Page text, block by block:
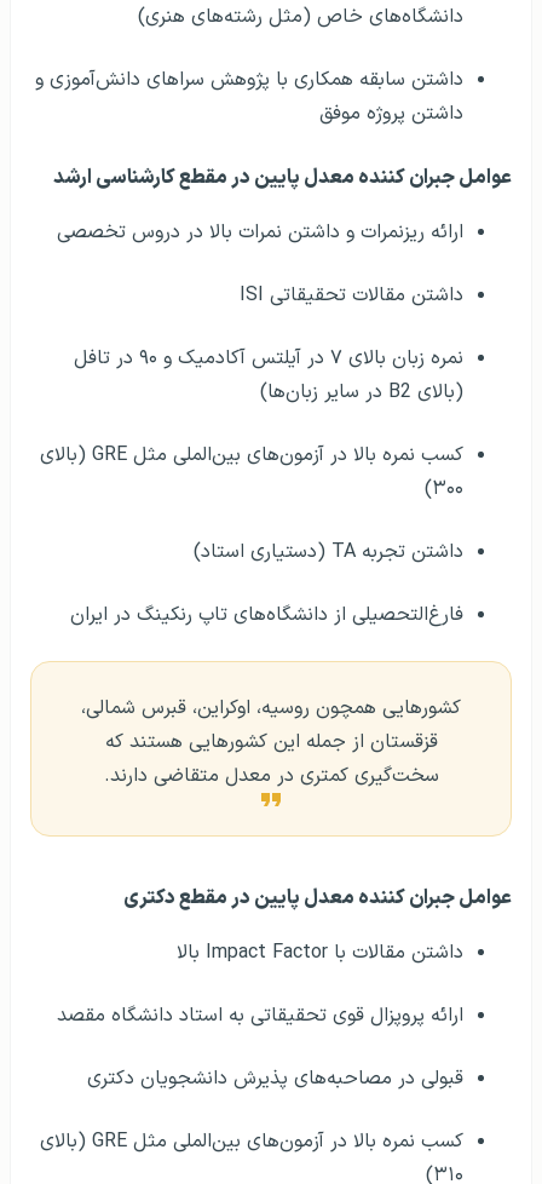
دانشگاه‌های خاص (مثل رشته‌های هنری)
داشتن سابقه همکاری با پژوهش سراهای دانش‌آموزی و
داشتن پروژه موفق
عوامل جبران کننده معدل پایین در مقطع کارشناسی ارشد
ارائه ریزنمرات و داشتن نمرات بالا در دروس تخصصی
داشتن مقالات تحقیقاتی ISI
نمره زبان بالای ۷ در آیلتس آکادمیک و ۹۰ در تافل
(بالای B2 در سایر زبان‌ها)
کسب نمره بالا در آزمون‌های بین‌الملی مثل GRE (بالای
۳۰۰)
داشتن تجربه TA (دستیاری استاد)
فارغ‌التحصیلی از دانشگاه‌های تاپ رنکینگ در ایران
کشورهایی همچون روسیه، اوکراین، قبرس شمالی،
قزقستان از جمله این کشورهایی هستند که
سخت‌گیری کمتری در معدل متقاضی دارند.
عوامل جبران کننده معدل پایین در مقطع دکتری
داشتن مقالات با Impact Factor بالا
ارائه پروپزال قوی تحقیقاتی به استاد دانشگاه مقصد
قبولی در مصاحبه‌های پذیرش دانشجویان دکتری
کسب نمره بالا در آزمون‌های بین‌الملی مثل GRE (بالای
۳۱۰)